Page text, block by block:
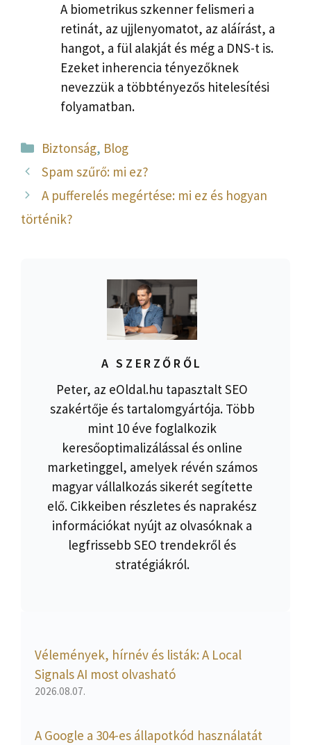
A biometrikus szkenner felismeri a
retinát, az ujjlenyomatot, az aláírást, a
hangot, a fül alakját és még a DNS-t is.
Ezeket inherencia tényezőknek
nevezzük a többtényezős hitelesítési
folyamatban.
Kategória
Biztonság, Blog
Spam szűrő: mi ez?
A pufferelés megértése: mi ez és hogyan
történik?
A SZERZŐRŐL
Peter, az eOldal.hu tapasztalt SEO
szakértője és tartalomgyártója. Több
mint 10 éve foglalkozik
keresőoptimalizálással és online
marketinggel, amelyek révén számos
magyar vállalkozás sikerét segítette
elő. Cikkeiben részletes és naprakész
információkat nyújt az olvasóknak a
legfrissebb SEO trendekről és
stratégiákról.
Vélemények, hírnév és listák: A Local
Signals AI most olvasható
2026.08.07.
A Google a 304-es állapotkód használatát